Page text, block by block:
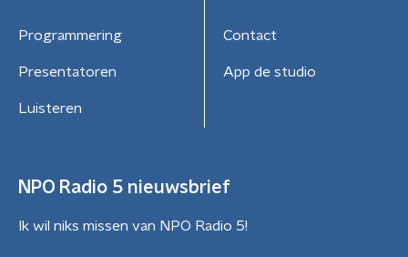
Programmering
Presentatoren
Luisteren
Contact
App de studio
NPO Radio 5 nieuwsbrief
Ik wil niks missen van NPO Radio 5!